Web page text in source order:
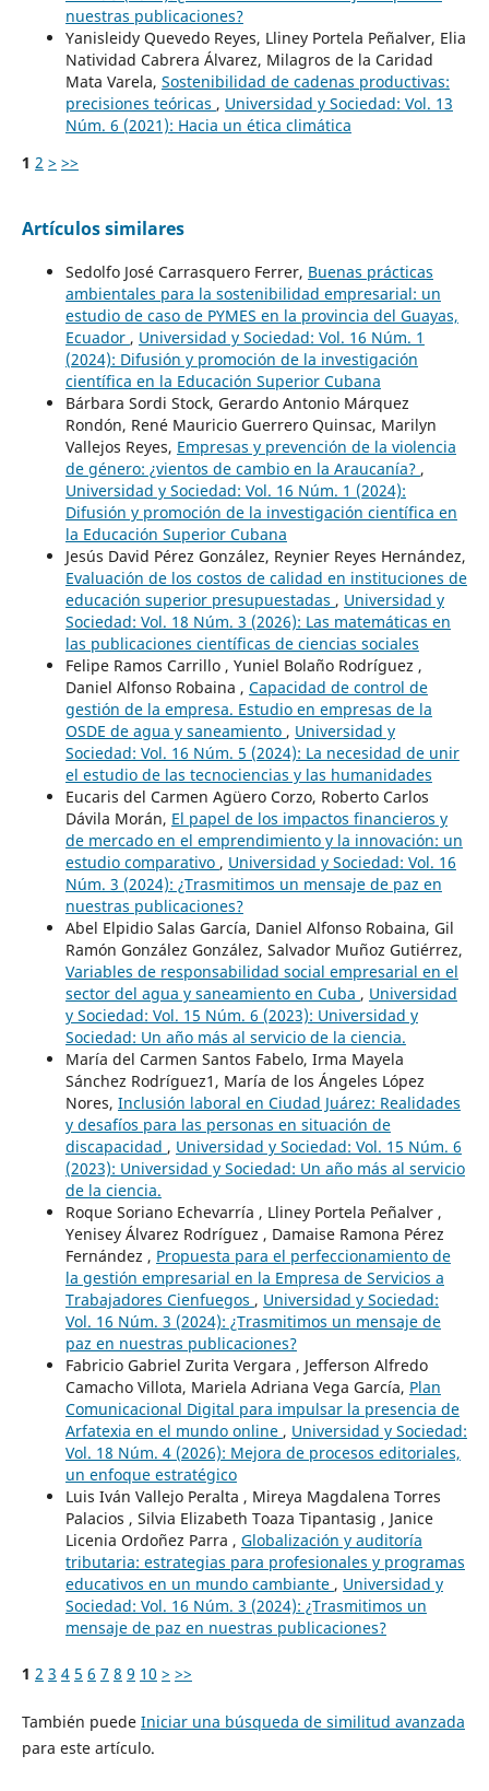
nuestras publicaciones?
Yanisleidy Quevedo Reyes, Lliney Portela Peñalver, Elia
Natividad Cabrera Álvarez, Milagros de la Caridad
Mata Varela, Sostenibilidad de cadenas productivas:
precisiones teóricas , Universidad y Sociedad: Vol. 13
Núm. 6 (2021): Hacia un ética climática
1 2 > >>
Artículos similares
Sedolfo José Carrasquero Ferrer, Buenas prácticas
ambientales para la sostenibilidad empresarial: un
estudio de caso de PYMES en la provincia del Guayas,
Ecuador , Universidad y Sociedad: Vol. 16 Núm. 1
(2024): Difusión y promoción de la investigación
científica en la Educación Superior Cubana
Bárbara Sordi Stock, Gerardo Antonio Márquez
Rondón, René Mauricio Guerrero Quinsac, Marilyn
Vallejos Reyes, Empresas y prevención de la violencia
de género: ¿vientos de cambio en la Araucanía? ,
Universidad y Sociedad: Vol. 16 Núm. 1 (2024):
Difusión y promoción de la investigación científica en
la Educación Superior Cubana
Jesús David Pérez González, Reynier Reyes Hernández,
Evaluación de los costos de calidad en instituciones de
educación superior presupuestadas , Universidad y
Sociedad: Vol. 18 Núm. 3 (2026): Las matemáticas en
las publicaciones científicas de ciencias sociales
Felipe Ramos Carrillo , Yuniel Bolaño Rodríguez ,
Daniel Alfonso Robaina , Capacidad de control de
gestión de la empresa. Estudio en empresas de la
OSDE de agua y saneamiento , Universidad y
Sociedad: Vol. 16 Núm. 5 (2024): La necesidad de unir
el estudio de las tecnociencias y las humanidades
Eucaris del Carmen Agüero Corzo, Roberto Carlos
Dávila Morán, El papel de los impactos financieros y
de mercado en el emprendimiento y la innovación: un
estudio comparativo , Universidad y Sociedad: Vol. 16
Núm. 3 (2024): ¿Trasmitimos un mensaje de paz en
nuestras publicaciones?
Abel Elpidio Salas García, Daniel Alfonso Robaina, Gil
Ramón González González, Salvador Muñoz Gutiérrez,
Variables de responsabilidad social empresarial en el
sector del agua y saneamiento en Cuba , Universidad
y Sociedad: Vol. 15 Núm. 6 (2023): Universidad y
Sociedad: Un año más al servicio de la ciencia.
María del Carmen Santos Fabelo, Irma Mayela
Sánchez Rodríguez1, María de los Ángeles López
Nores, Inclusión laboral en Ciudad Juárez: Realidades
y desafíos para las personas en situación de
discapacidad , Universidad y Sociedad: Vol. 15 Núm. 6
(2023): Universidad y Sociedad: Un año más al servicio
de la ciencia.
Roque Soriano Echevarría , Lliney Portela Peñalver ,
Yenisey Álvarez Rodríguez , Damaise Ramona Pérez
Fernández , Propuesta para el perfeccionamiento de
la gestión empresarial en la Empresa de Servicios a
Trabajadores Cienfuegos , Universidad y Sociedad:
Vol. 16 Núm. 3 (2024): ¿Trasmitimos un mensaje de
paz en nuestras publicaciones?
Fabricio Gabriel Zurita Vergara , Jefferson Alfredo
Camacho Villota, Mariela Adriana Vega García, Plan
Comunicacional Digital para impulsar la presencia de
Arfatexia en el mundo online , Universidad y Sociedad:
Vol. 18 Núm. 4 (2026): Mejora de procesos editoriales,
un enfoque estratégico
Luis Iván Vallejo Peralta , Mireya Magdalena Torres
Palacios , Silvia Elizabeth Toaza Tipantasig , Janice
Licenia Ordoñez Parra , Globalización y auditoría
tributaria: estrategias para profesionales y programas
educativos en un mundo cambiante , Universidad y
Sociedad: Vol. 16 Núm. 3 (2024): ¿Trasmitimos un
mensaje de paz en nuestras publicaciones?
1 2 3 4 5 6 7 8 9 10 > >>
También puede Iniciar una búsqueda de similitud avanzada
para este artículo.